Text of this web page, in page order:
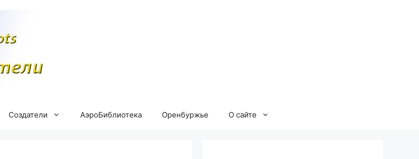
Создатели АэроБиблиотека Оренбуржье О сайте